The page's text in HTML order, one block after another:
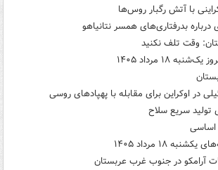
با آتش رگبار روس‌ها
درباره بدرفتاری‌های همسر نتانیاهو
وقت تلف نکنید
۱۸ مرداد ۱۴۰۵
در اوکراین برای مقابله با پهپادهای روسی
تولید سریع سلاح
اساسی
۱۸ مرداد ۱۴۰۵
آرامکو در جنوب غرب عربستان